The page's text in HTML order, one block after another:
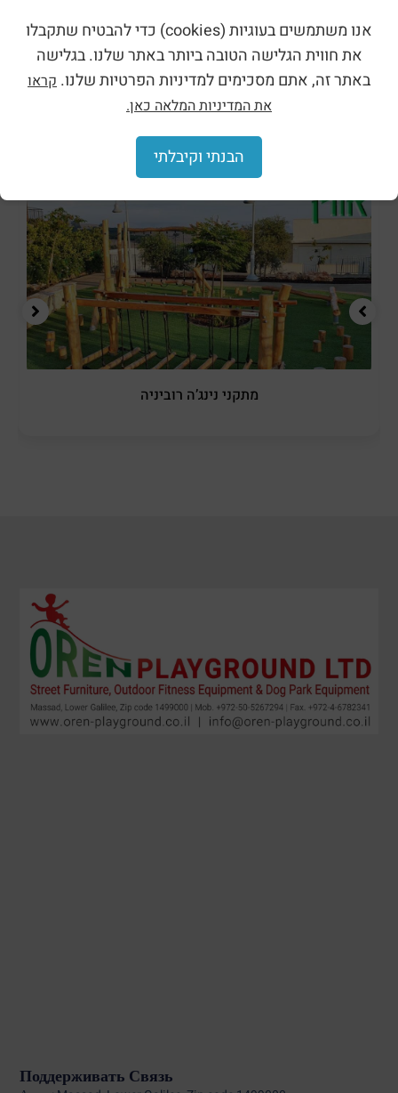
מתקן נינג’ה רוביניה — חגב
(5684)
Переходим к параллельным категориям:
מתקני נינג’ה רוביניה
Поддерживать Связь
אנו משתמשים בעוגיות (cookies) כדי להבטיח שתקבלו
את חווית הגלישה הטובה ביותר באתר שלנו. בגלישה
באתר זה, אתם מסכימים למדיניות הפרטיות שלנו. קראו
את המדיניות המלאה כאן.
הבנתי וקיבלתי